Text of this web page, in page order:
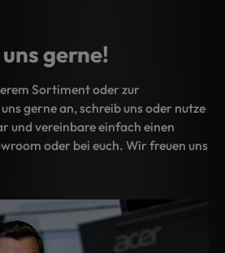
gerne!
Sortiment oder zur
gerne an, schreib uns oder nutze
und vereinbare einfach einen
oder bei euch. Wir freuen uns